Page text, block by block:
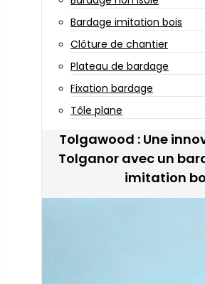
Bardage imitation bois
Clôture de chantier
Plateau de bardage
Fixation bardage
Tôle plane
Tolgawood : Une
Tolganor avec un
imitation